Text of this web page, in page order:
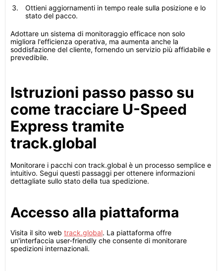
Ottieni aggiornamenti in tempo reale sulla posizione e lo
stato del pacco.
Adottare un sistema di monitoraggio efficace non solo
migliora l'efficienza operativa, ma aumenta anche la
soddisfazione del cliente, fornendo un servizio più affidabile e
prevedibile.
Istruzioni passo passo su
come tracciare U-Speed
Express tramite
track.global
Monitorare i pacchi con track.global è un processo semplice e
intuitivo. Segui questi passaggi per ottenere informazioni
dettagliate sullo stato della tua spedizione.
Accesso alla piattaforma
Visita il sito web track.global. La piattaforma offre
un'interfaccia user-friendly che consente di monitorare
spedizioni internazionali.